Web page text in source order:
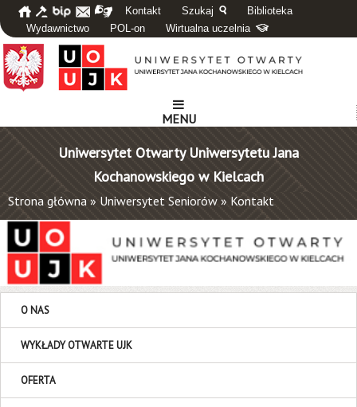
Kontakt Szukaj
Biblioteka
Wydawnictwo
POL-on Wirtualna uczelnia
MENU
Uniwersytet Otwarty Uniwersytetu Jana
Kochanowskiego w Kielcach
Strona główna » Uniwersytet Seniorów » Kontakt
O NAS
WYKŁADY OTWARTE UJK
OFERTA